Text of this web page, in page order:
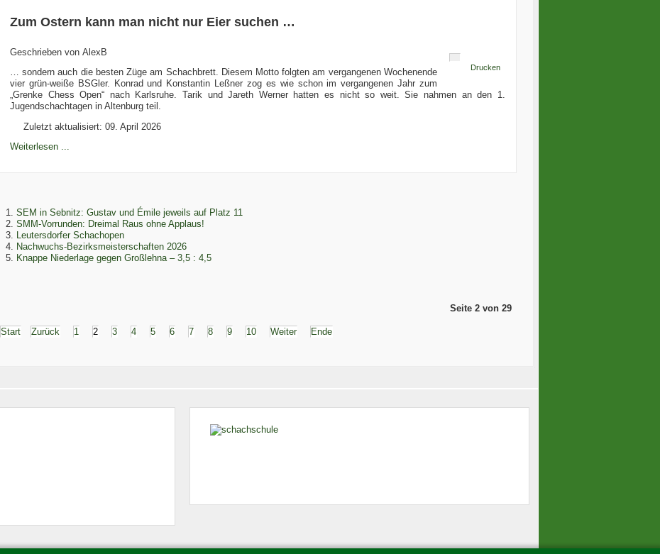
Zum Ostern kann man nicht nur Eier suchen …
Drucken
Geschrieben von AlexB
… sondern auch die besten Züge am Schachbrett. Diesem Motto folgten am vergangenen Wochenende
vier grün-weiße BSGler. Konrad und Konstantin Leßner zog es wie schon im vergangenen Jahr zum
„Grenke Chess Open“ nach Karlsruhe. Tarik und Jareth Werner hatten es nicht so weit. Sie nahmen an den 1.
Jugendschachtagen in Altenburg teil.
Zuletzt aktualisiert: 09. April 2026
Weiterlesen ...
SEM in Sebnitz: Gustav und Émile jeweils auf Platz 11
SMM-Vorrunden: Dreimal Raus ohne Applaus!
Leutersdorfer Schachopen
Nachwuchs-Bezirksmeisterschaften 2026
Knappe Niederlage gegen Großlehna – 3,5 : 4,5
Seite 2 von 29
Start Zurück 1 2 3 4 5 6 7 8 9 10 Weiter Ende